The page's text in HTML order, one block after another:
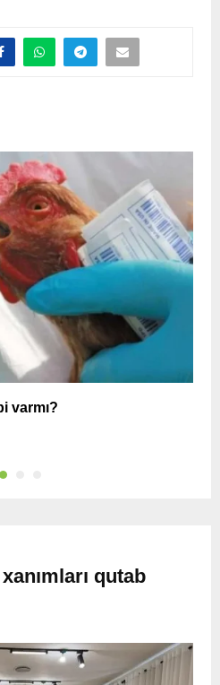
varmı?
qutab